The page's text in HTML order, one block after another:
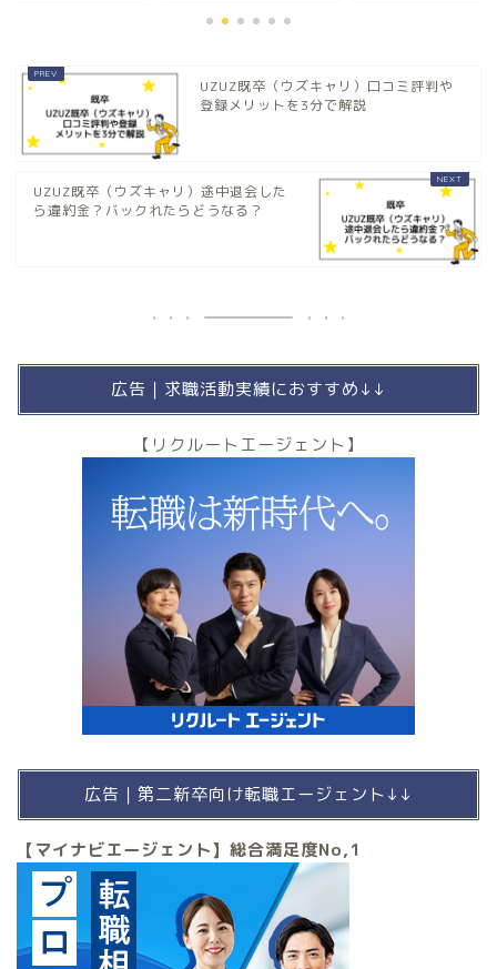
UZUZ既卒（ウズキャリ）口コミ評判や
登録メリットを3分で解説
UZUZ既卒（ウズキャリ）途中退会した
ら違約金？バックれたらどうなる？
広告｜求職活動実績におすすめ↓↓
【リクルートエージェント】
広告｜第二新卒向け転職エージェント↓↓
【マイナビエージェント】総合満足度No,1